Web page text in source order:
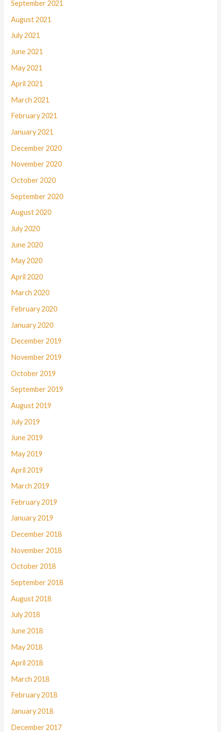
September 2021
August 2021
July 2021
June 2021
May 2021
April 2021
March 2021
February 2021
January 2021
December 2020
November 2020
October 2020
September 2020
August 2020
July 2020
June 2020
May 2020
April 2020
March 2020
February 2020
January 2020
December 2019
November 2019
October 2019
September 2019
August 2019
July 2019
June 2019
May 2019
April 2019
March 2019
February 2019
January 2019
December 2018
November 2018
October 2018
September 2018
August 2018
July 2018
June 2018
May 2018
April 2018
March 2018
February 2018
January 2018
December 2017